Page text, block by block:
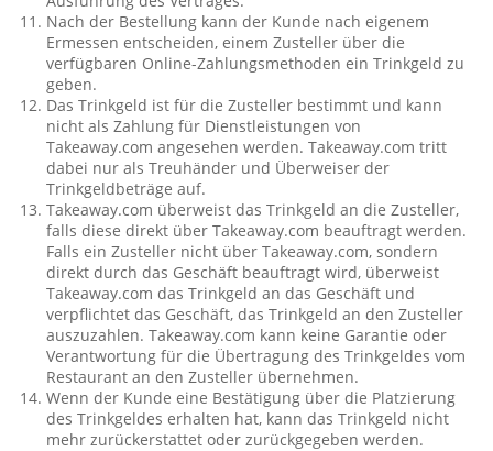
Nach der Bestellung kann der Kunde nach eigenem
Ermessen entscheiden, einem Zusteller über die
verfügbaren Online-Zahlungsmethoden ein Trinkgeld zu
geben.
Das Trinkgeld ist für die Zusteller bestimmt und kann
nicht als Zahlung für Dienstleistungen von
Takeaway.com angesehen werden. Takeaway.com tritt
dabei nur als Treuhänder und Überweiser der
Trinkgeldbeträge auf.
Takeaway.com überweist das Trinkgeld an die Zusteller,
falls diese direkt über Takeaway.com beauftragt werden.
Falls ein Zusteller nicht über Takeaway.com, sondern
direkt durch das Geschäft beauftragt wird, überweist
Takeaway.com das Trinkgeld an das Geschäft und
verpflichtet das Geschäft, das Trinkgeld an den Zusteller
auszuzahlen. Takeaway.com kann keine Garantie oder
Verantwortung für die Übertragung des Trinkgeldes vom
Restaurant an den Zusteller übernehmen.
Wenn der Kunde eine Bestätigung über die Platzierung
des Trinkgeldes erhalten hat, kann das Trinkgeld nicht
mehr zurückerstattet oder zurückgegeben werden.